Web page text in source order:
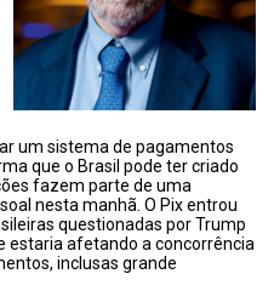
um sistema de pagamentos
que o Brasil pode ter criado
fazem parte de uma
nesta manhã. O Pix entrou
questionadas por Trump
estaria afetando a concorrência
inclusas grande